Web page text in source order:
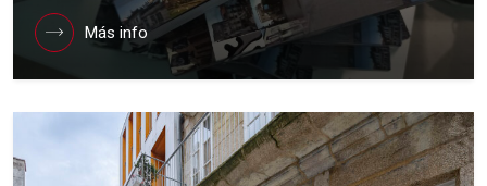
Más info